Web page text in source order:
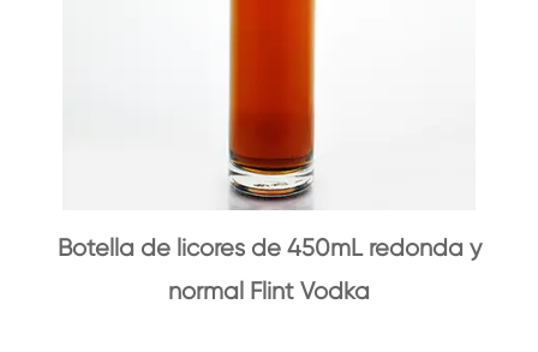
Botella de licores de 450mL redonda y
normal Flint Vodka